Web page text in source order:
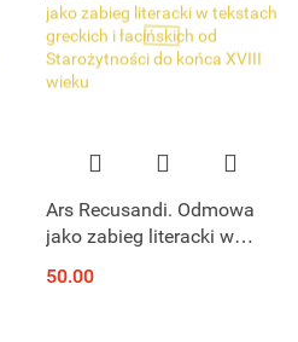
Ars Recusandi. Odmowa
jako zabieg literacki w
łacińskich od Starożytności
50.00